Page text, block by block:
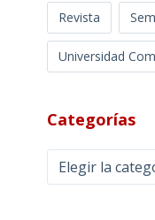
Revista
Universidad
Categorías
Categorías